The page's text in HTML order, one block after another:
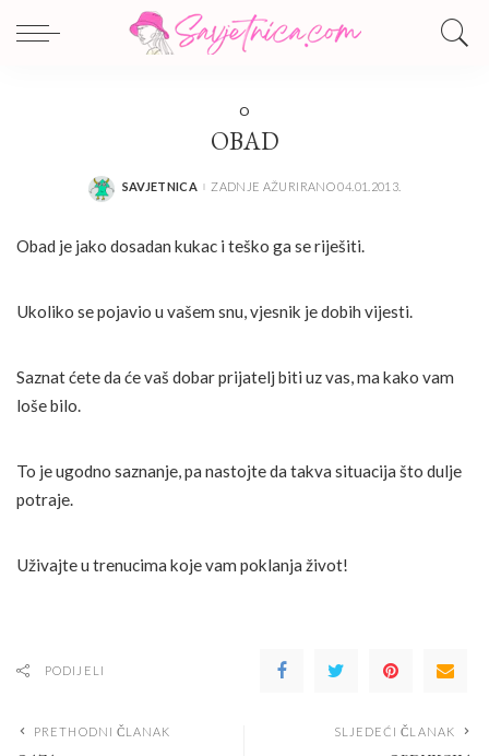
O
OBAD
POSTED
SAVJETNICA ZADNJE AŽURIRANO 04.01.2013.
Obad je jako dosadan kukac i teško ga se riješiti.
Ukoliko se pojavio u vašem snu, vjesnik je dobih vijesti.
Saznat ćete da će vaš dobar prijatelj biti uz vas, ma kako vam
loše bilo.
To je ugodno saznanje, pa nastojte da takva situacija što dulje
potraje.
Uživajte u trenucima koje vam poklanja život!
PODIJELI
PRETHODNI ČLANAK SLJEDEĆI ČLANAK